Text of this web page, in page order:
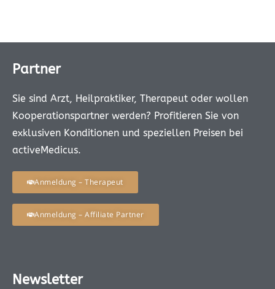
Partner
Sie sind Arzt, Heilpraktiker, Therapeut oder wollen
Kooperationspartner werden? Profitieren Sie von
exklusiven Konditionen und speziellen Preisen bei
activeMedicus.
Anmeldung – Therapeut
Anmeldung – Affiliate Partner
Newsletter